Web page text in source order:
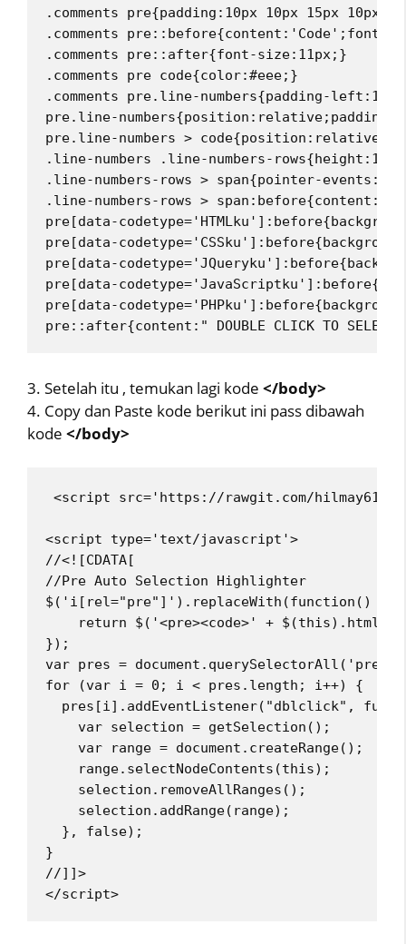
.comments pre{padding:10px 10px 15px
.comments
.comments pre::after{font-size:11px;}
.comments pre code{color:#eee;}
.comments pre.line-numbers{padding-
pre.line-numbers{position:relative;padding-
pre.line-numbers > code{position:relative;}
.line-numbers .line-numbers-
.line-numbers-rows > span{pointer-
.line-numbers-rows >
pre[data-
pre[data-
pre[data-
pre[data-
pre[data-
pre::after{content:" DOUBLE CLICK TO
3. Setelah itu , temukan lagi kode </body>
4. Copy dan Paste kode berikut ini pass dibawah
kode </body>
<script src='https://rawgit.com/hilmay619/
<script type='text/javascript'>
//<![CDATA[
//Pre Auto Selection Highlighter
$('i[rel="pre"]').replaceWith(function() {
return $('<pre><code>' + $(this).html()
});
var pres =
for (var i = 0; i < pres.length; i++) {
pres[i].addEventListener("dblclick",
    var selection = getSelection();
    var range = document.createRange();
    range.selectNodeContents(this);
    selection.removeAllRanges();
    selection.addRange(range);
  }, false);
}
//]]>
</script>